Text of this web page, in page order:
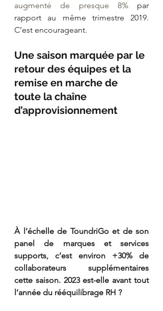
augmenté de presque 8% par
rapport au même trimestre 2019.
C’est encourageant.
Une saison marquée par le
retour des équipes et la
remise en marche de
toute la chaîne
d’approvisionnement
À l’échelle de ToundriGo et de son
panel de marques et services
supports, c’est environ +30% de
collaborateurs supplémentaires
cette saison. 2023 est-elle avant tout
l’année du rééquilibrage RH ?